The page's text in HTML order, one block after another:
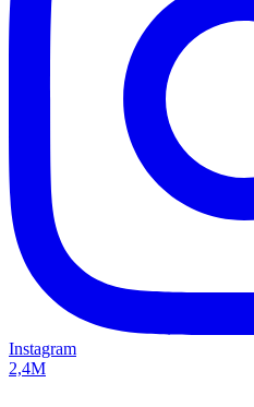
Instagram
2,4M